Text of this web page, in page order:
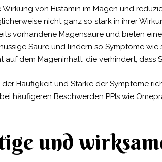
von Histamin im Magen und
nicht ganz so stark in ihrer
vorhandene Magensäure und bieten
Säure und lindern so Symptome wie
dem Mageninhalt, die verhindert, dass
Häufigkeit und Stärke der Symptome
häufigeren Beschwerden PPIs wie
und